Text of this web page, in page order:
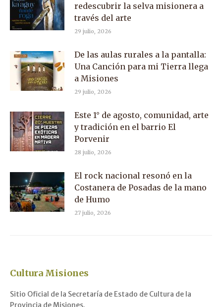
redescubrir la selva misionera a
través del arte
29 julio, 2026
De las aulas rurales a la pantalla:
Una Canción para mi Tierra llega
a Misiones
29 julio, 2026
Este 1° de agosto, comunidad, arte
y tradición en el barrio El
Porvenir
28 julio, 2026
El rock nacional resonó en la
Costanera de Posadas de la mano
de Humo
27 julio, 2026
Cultura Misiones
Sitio Oficial de la Secretaría de Estado de Cultura de la
Provincia de Misiones.